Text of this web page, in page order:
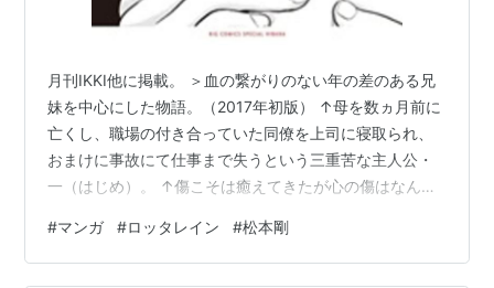
月刊IKKI他に掲載。 ＞血の繋がりのない年の差のある兄
妹を中心にした物語。（2017年初版） ↑母を数ヵ月前に
亡くし、職場の付き合っていた同僚を上司に寝取られ、
おまけに事故にて仕事まで失うという三重苦な主人公・
一（はじめ）。 ↑傷こそは癒えてきたが心の傷はなんち
の少女はこの意味深な言葉だけを残しその場を去るのだ
が…？ ↑後日、美少女・初穂は14年前に家族を捨て別の
#マンガ #ロッタレイン #松本剛